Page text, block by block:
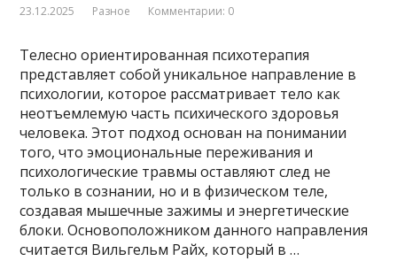
23.12.2025 Разное Комментарии: 0
Телесно ориентированная психотерапия
представляет собой уникальное направление в
психологии, которое рассматривает тело как
неотъемлемую часть психического здоровья
человека. Этот подход основан на понимании
того, что эмоциональные переживания и
психологические травмы оставляют след не
только в сознании, но и в физическом теле,
создавая мышечные зажимы и энергетические
блоки. Основоположником данного направления
считается Вильгельм Райх, который в …